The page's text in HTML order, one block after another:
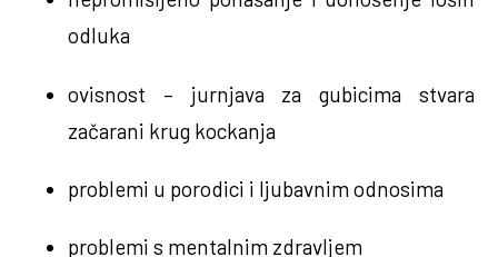
odluka
ovisnost – jurnjava za gubicima stvara
začarani krug kockanja
problemi u porodici i ljubavnim odnosima
problemi s mentalnim zdravljem